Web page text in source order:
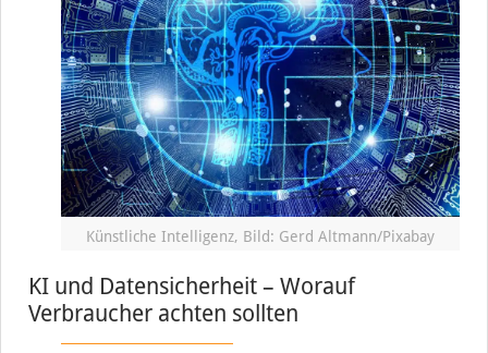
Künstliche Intelligenz, Bild: Gerd Altmann/Pixabay
KI und Datensicherheit – Worauf
Verbraucher achten sollten